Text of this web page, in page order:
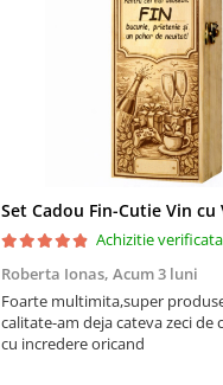
Achizitie verificata
Roberta Ionas, Acum 3 luni
Foarte multimita,super
calitate-am deja cateva zeci de
cu incredere oricand